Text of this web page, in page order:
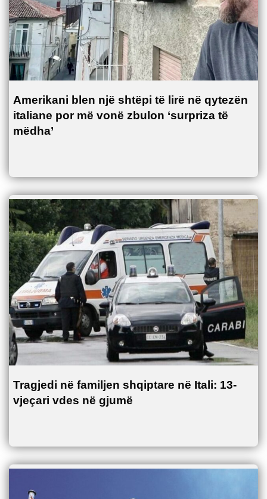
Amerikani blen një shtëpi të lirë në qytezën
italiane por më vonë zbulon ‘surpriza të
mëdha’
Tragjedi në familjen shqiptare në Itali: 13-
vjeçari vdes në gjumë